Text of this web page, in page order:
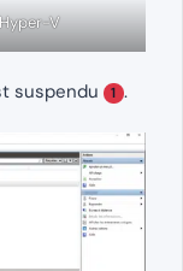
Hyper-V
suspendu 1 .